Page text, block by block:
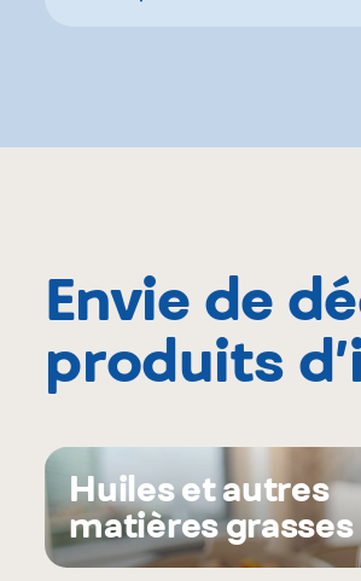
Envie de
produits
Huiles et autres
matières grasses